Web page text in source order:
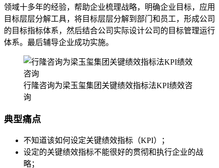
领域十多年的经验，帮助企业梳理战略，明确企业目标，应用
目标层层分解工具，将目标层层分解到部门和员工，形成公司
的目标指标体系，然后结合公司实际设计公司的目标管理运行
体系。最后辅导企业成功实施。
行隆咨询为梁玉玺集团关键绩效指标法KPI绩效咨
询
典型痛点
不知道该如何设定关键绩效指标（KPI）；
设定的关键绩效指标不能很好的贯彻和执行企业的战
略；